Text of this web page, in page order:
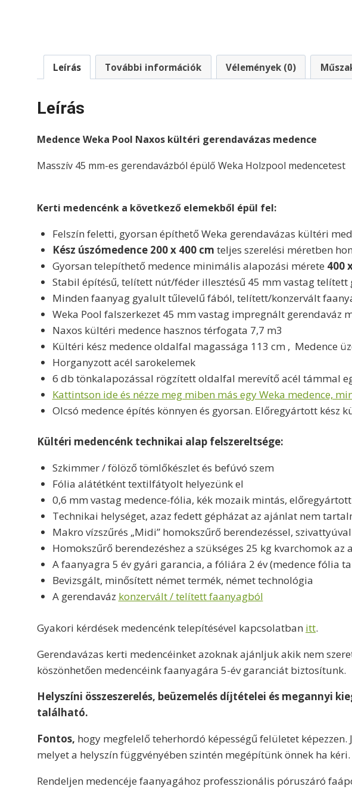
Leírás További információk Vélemények (0)
Leírás
Medence Weka Pool Naxos kültéri gerendavázas medence
Masszív 45 mm-es gerendavázból épülő Weka Holzpool medencetest
Kerti medencénk a következő elemekből épül fel:
Felszín feletti, gyorsan építhető Weka gerendavázas kültéri
Kész úszómedence 200 x 400 cm teljes szerelési méretben
Gyorsan telepíthető medence minimális alapozási mérete 400
Stabil építésű, telített nút/féder illesztésű 45 mm vastag telített
Minden faanyag gyalult tűlevelű fából, telített/konzervált
Weka Pool falszerkezet 45 mm vastag impregnált gerendaváz
Naxos kültéri medence hasznos térfogata 7,7 m3
Kültéri kész medence oldalfal magassága 113 cm , Medence
Horganyzott acél sarokelemek
6 db tönkalapozással rögzített oldalfal merevítő acél támmal
Kattintson ide és nézze meg miben más egy Weka medence,
Olcsó medence építés könnyen és gyorsan. Előregyártott kész
Kültéri medencénk technikai alap felszereltsége:
Szkimmer / fölöző tömlőkészlet és befúvó szem
Fólia alátétként textilfátyolt helyezünk el
0,6 mm vastag medence-fólia, kék mozaik mintás,
Technikai helységet, azaz fedett gépházat az ajánlat nem
Makro vízszűrés „Midi” homokszűrő berendezéssel,
Homokszűrő berendezéshez a szükséges 25 kg kvarchomok az
A faanyagra 5 év gyári garancia, a fóliára 2 év (medence fólia
Bevizsgált, minősített német termék, német technológia
A gerendaváz konzervált / telített faanyagból
Gyakori kérdések medencénk telepítésével kapcsolatban itt.
Gerendavázas kerti medencéinket azoknak ajánljuk akik nem
köszönhetően medencéink faanyagára 5-év garanciát biztosítunk.
Helyszíni összeszerelés, beüzemelés díjtételei és megannyi
található.
Fontos, hogy megfelelő teherhordó képességű felületet
melyet a helyszín függvényében szintén megépítünk önnek ha kéri.
Rendeljen medencéje faanyagához professzionális póruszáró